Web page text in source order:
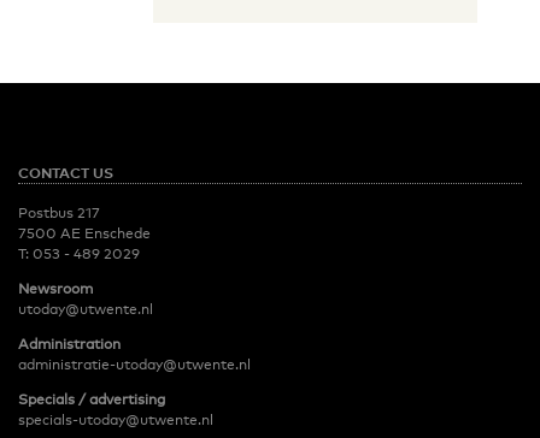
CONTACT US
Postbus 217
7500 AE Enschede
T: 053 - 489 2029
Newsroom
utoday@utwente.nl
Administration
administratie-utoday@utwente.nl
Specials / advertising
specials-utoday@utwente.nl